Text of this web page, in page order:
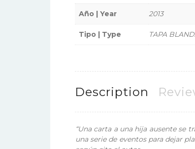
Año | Year 2013
Tipo | Type TAPA
Description
“Una carta a una hija ausente se
una serie de eventos para dejar